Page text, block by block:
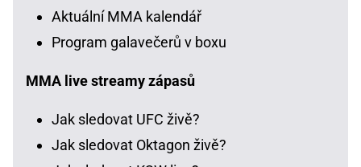
Aktuální MMA kalendář
Program galavečerů v boxu
MMA live streamy zápasů
Jak sledovat UFC živě?
Jak sledovat Oktagon živě?